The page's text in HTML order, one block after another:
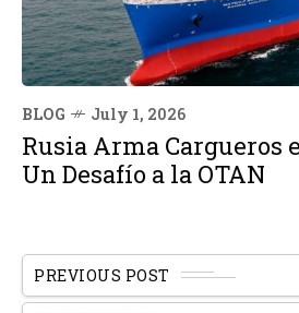
BLOG July 1, 2026
Rusia Arma Cargueros
Un Desafío a la OTAN
PREVIOUS POST